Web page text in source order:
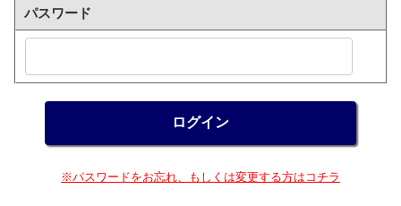
パスワード
※パスワードをお忘れ、もしくは変更する方はコチラ